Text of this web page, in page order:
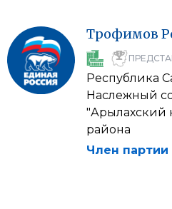
Трофимов
Республика
Наслежный
"Арылахский
района
Член